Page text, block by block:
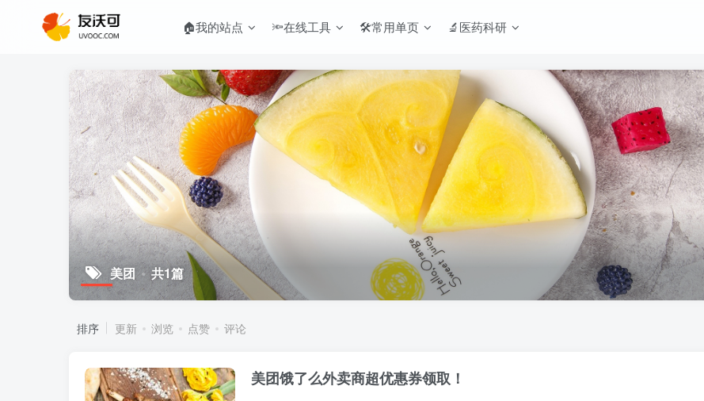
🏠我的站点 🔦在线工具 🛠️常用单页 🔬医药科研
美团 共1篇
排序 更新 浏览 点赞 评论
美团饿了么外卖商超优惠券领取！